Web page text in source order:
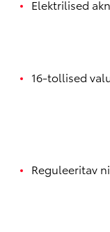
Elektrilised
16-tollised
Reguleeritav